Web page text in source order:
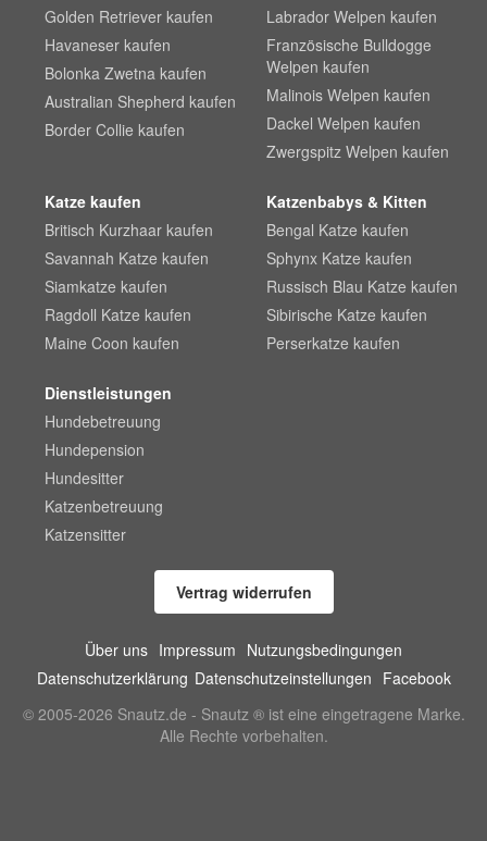
Golden Retriever kaufen
Havaneser kaufen
Bolonka Zwetna kaufen
Australian Shepherd kaufen
Border Collie kaufen
Labrador Welpen kaufen
Französische Bulldogge
Welpen kaufen
Malinois Welpen kaufen
Dackel Welpen kaufen
Zwergspitz Welpen kaufen
Katze kaufen
Britisch Kurzhaar kaufen
Savannah Katze kaufen
Siamkatze kaufen
Ragdoll Katze kaufen
Maine Coon kaufen
Katzenbabys & Kitten
Bengal Katze kaufen
Sphynx Katze kaufen
Russisch Blau Katze kaufen
Sibirische Katze kaufen
Perserkatze kaufen
Dienstleistungen
Hundebetreuung
Hundepension
Hundesitter
Katzenbetreuung
Katzensitter
Vertrag widerrufen
Über uns Impressum Nutzungsbedingungen
Datenschutzerklärung Datenschutzeinstellungen Facebook
© 2005-2026 Snautz.de - Snautz ® ist eine eingetragene Marke.
Alle Rechte vorbehalten.